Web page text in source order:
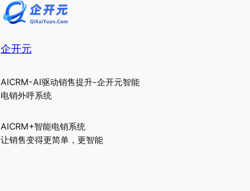
企开元
AICRM-AI驱动销售提升-企开元智能
电销外呼系统
AICRM+智能电销系统
让销售变得更简单，更智能